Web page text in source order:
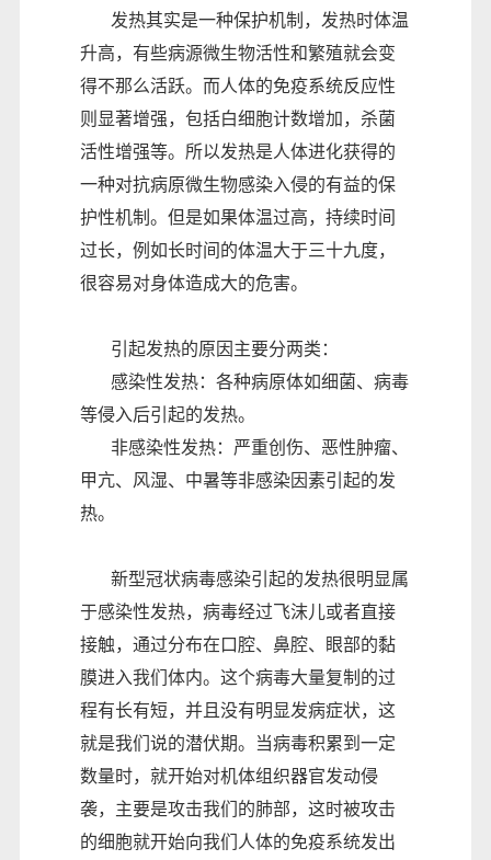
发热其实是一种保护机制，发热时体温
升高，有些病源微生物活性和繁殖就会变
得不那么活跃。而人体的免疫系统反应性
则显著增强，包括白细胞计数增加，杀菌
活性增强等。所以发热是人体进化获得的
一种对抗病原微生物感染入侵的有益的保
护性机制。但是如果体温过高，持续时间
过长，例如长时间的体温大于三十九度，
很容易对身体造成大的危害。
引起发热的原因主要分两类：
感染性发热：各种病原体如细菌、病毒
等侵入后引起的发热。
非感染性发热：严重创伤、恶性肿瘤、
甲亢、风湿、中暑等非感染因素引起的发
热。
新型冠状病毒感染引起的发热很明显属
于感染性发热，病毒经过飞沫儿或者直接
接触，通过分布在口腔、鼻腔、眼部的黏
膜进入我们体内。这个病毒大量复制的过
程有长有短，并且没有明显发病症状，这
就是我们说的潜伏期。当病毒积累到一定
数量时，就开始对机体组织器官发动侵
袭，主要是攻击我们的肺部，这时被攻击
的细胞就开始向我们人体的免疫系统发出